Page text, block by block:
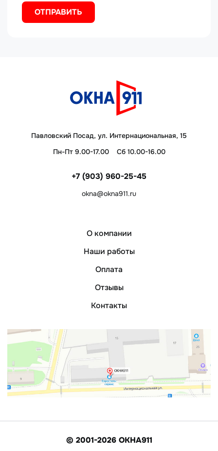
Павловский Посад, ул. Интернациональная, 15
Пн-Пт 9.00-17.00
Сб 10.00-16.00
+7 (903) 960-25-45
okna@okna911.ru
О компании
Наши работы
Оплата
Отзывы
Контакты
© 2001-2026 ОКНА911